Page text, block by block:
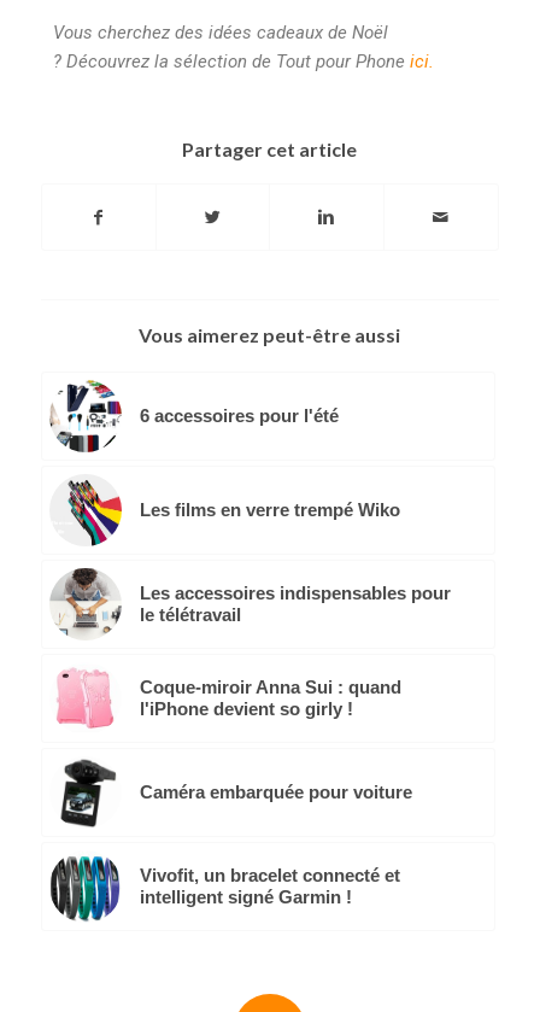
Vous cherchez des idées cadeaux de Noël
? Découvrez la sélection de Tout pour Phone ici.
Partager cet article
Vous aimerez peut-être aussi
6 accessoires pour l'été
Les films en verre trempé Wiko
Les accessoires indispensables pour
le télétravail
Coque-miroir Anna Sui : quand
l'iPhone devient so girly !
Caméra embarquée pour voiture
Vivofit, un bracelet connecté et
intelligent signé Garmin !